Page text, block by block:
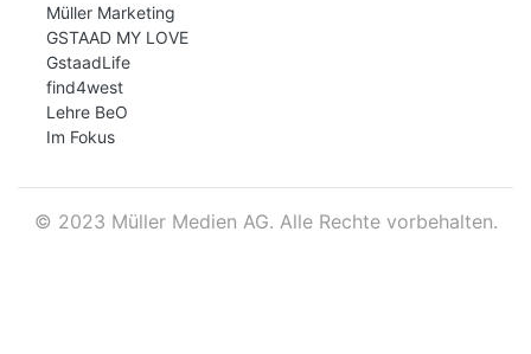
Müller Marketing
GSTAAD MY LOVE
GstaadLife
find4west
Lehre BeO
Im Fokus
© 2023 Müller Medien AG. Alle Rechte vorbehalten.